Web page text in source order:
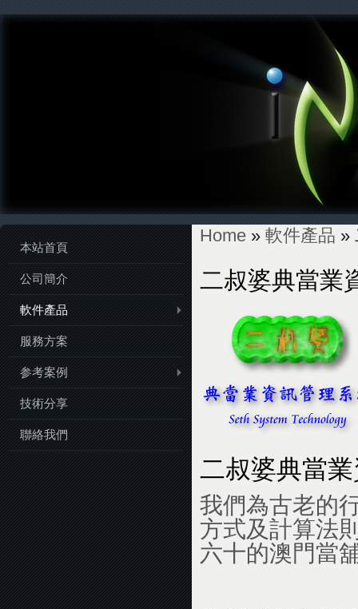
Home » 軟件產品 »
二叔婆典當業
二叔婆典當
我們為古老的
方式及計算法
六十的澳門當
本站首頁
公司簡介
軟件產品
服務方案
参考案例
技術分享
聯絡我們